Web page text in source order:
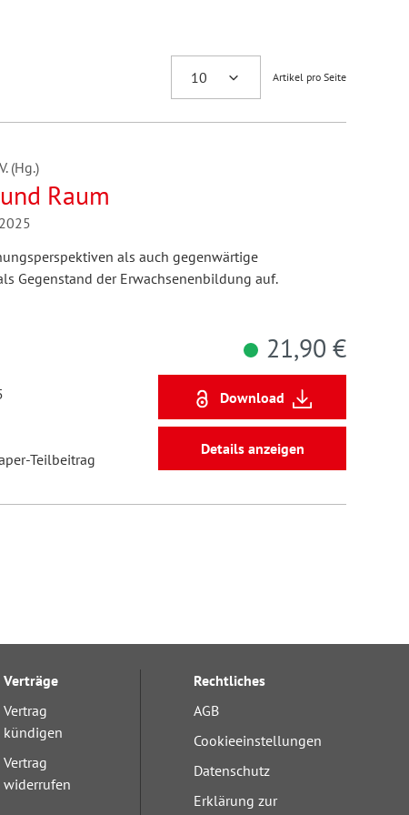
Artikel pro Seite
(Hg.)
Raum
als auch gegenwärtige
Gegenstand der Erwachsenenbildung auf.
Teilbeitrag
21,90 €
Download
Details anzeigen
Verträge
Vertrag
kündigen
Vertrag
widerrufen
Rechtliches
AGB
Cookieeinstellungen
Datenschutz
Erklärung zur